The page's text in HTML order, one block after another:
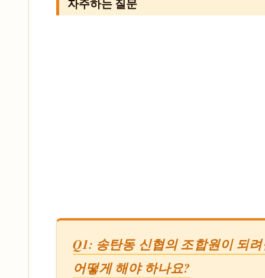
자주하는 질문
Q1: 송탄동 신협의 조합원이 되
어떻게 해야 하나요?